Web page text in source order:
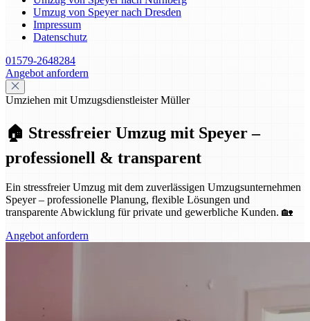
Umzug von Speyer nach Dresden
Impressum
Datenschutz
01579-2648284
Angebot anfordern
Umziehen mit Umzugsdienstleister Müller
🏠 Stressfreier Umzug mit Speyer –
professionell & transparent
Ein stressfreier Umzug mit dem zuverlässigen Umzugsunternehmen
Speyer – professionelle Planung, flexible Lösungen und
transparente Abwicklung für private und gewerbliche Kunden. 🏡
Angebot anfordern